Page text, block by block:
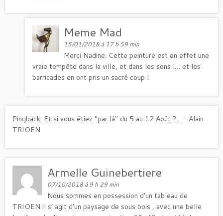
Meme Mad
15/01/2018 à 17 h 59 min
Merci Nadine. Cette peinture est en effet une
vraie tempête dans la ville, et dans les sons !… et les
barricades en ont pris un sacré coup !
Pingback: Et si vous étiez "par là" du 5 au 12 Août ?... - Alain
TRIOEN
Armelle Guinebertiere
07/10/2018 à 9 h 29 min
Nous sommes en possession d’un tableau de
TRIOEN il s’ agit d’un paysage de sous bois , avec une belle